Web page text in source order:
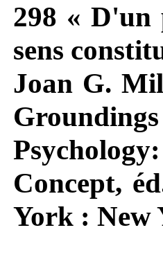
298 « D'un
sens
Joan G.
Concept,
York : New